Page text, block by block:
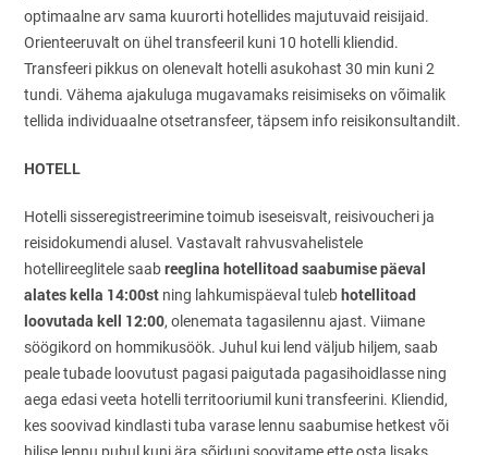
optimaalne arv sama kuurorti hotellides majutuvaid reisijaid.
Orienteeruvalt on ühel transfeeril kuni 10 hotelli kliendid.
Transfeeri pikkus on olenevalt hotelli asukohast 30 min kuni 2
tundi. Vähema ajakuluga mugavamaks reisimiseks on võimalik
tellida individuaalne otsetransfeer, täpsem info reisikonsultandilt.
HOTELL
Hotelli sisseregistreerimine toimub iseseisvalt, reisivoucheri ja
reisidokumendi alusel. Vastavalt rahvusvahelistele
hotellireeglitele saabreeglina hotellitoad saabumise päeval
alates kella 14:00st ning lahkumispäeval tuleb hotellitoad
loovutada kell 12:00, olenemata tagasilennu ajast. Viimane
söögikord on hommikusöök. Juhul kui lend väljub hiljem, saab
peale tubade loovutust pagasi paigutada pagasihoidlasse ning
aega edasi veeta hotelli territooriumil kuni transfeerini. Kliendid,
kes soovivad kindlasti tuba varase lennu saabumise hetkest või